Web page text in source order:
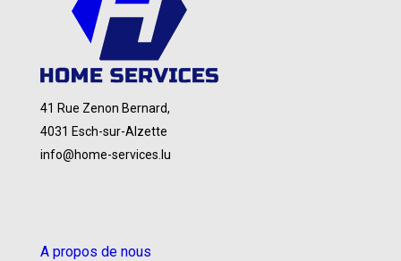
41 Rue Zenon Bernard,
4031 Esch-sur-Alzette
info@home-services.lu
A propos de nous